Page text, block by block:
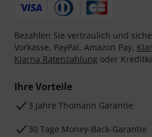
Bezahlen Sie vertraulich und
Vorkasse, PayPal, Amazon Pay,
Klarna Ratenzahlung oder
Ihre Vorteile
3 Jahre Thomann Garantie
30 Tage Money-Back-Garantie